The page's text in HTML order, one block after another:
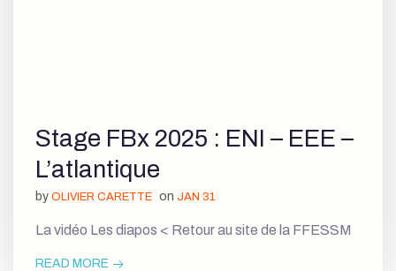
Stage FBx 2025 : ENI – EEE –
L’atlantique
by OLIVIER CARETTE on JAN 31
La vidéo Les diapos < Retour au site de la FFESSM
READ MORE